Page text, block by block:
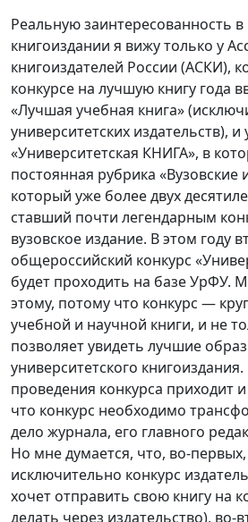
Реальную заинтересованность
книгоиздании я вижу только у
книгоиздателей России (АСКИ),
конкурсе на лучшую книгу года
«Лучшая учебная книга»
университетских издательств), и
«Университетская КНИГА», в
постоянная рубрика «Вузовские
который уже более двух
ставший почти легендарным
вузовское издание. В этом году
общероссийский конкурс
будет проходить на базе УрФУ.
этому, потому что конкурс —
учебной и научной книги, и не
позволяет увидеть лучшие
университетского
проведения конкурса приходит
что конкурс необходимо
дело журнала, его главного
Но мне думается, что, во-
исключительно конкурс
хочет отправить свою книгу на
делать через издательство),